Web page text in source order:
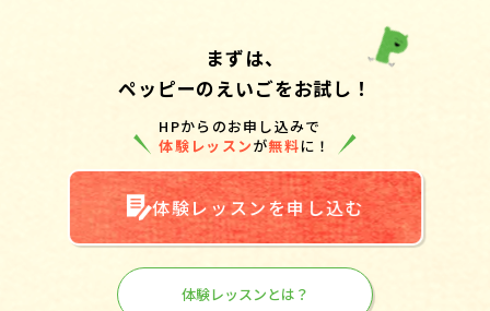
まずは、
ペッピーのえいごをお試し！
HPからのお申し込みで
体験レッスンが無料に！
体験レッスンを申し込む
体験レッスンとは？